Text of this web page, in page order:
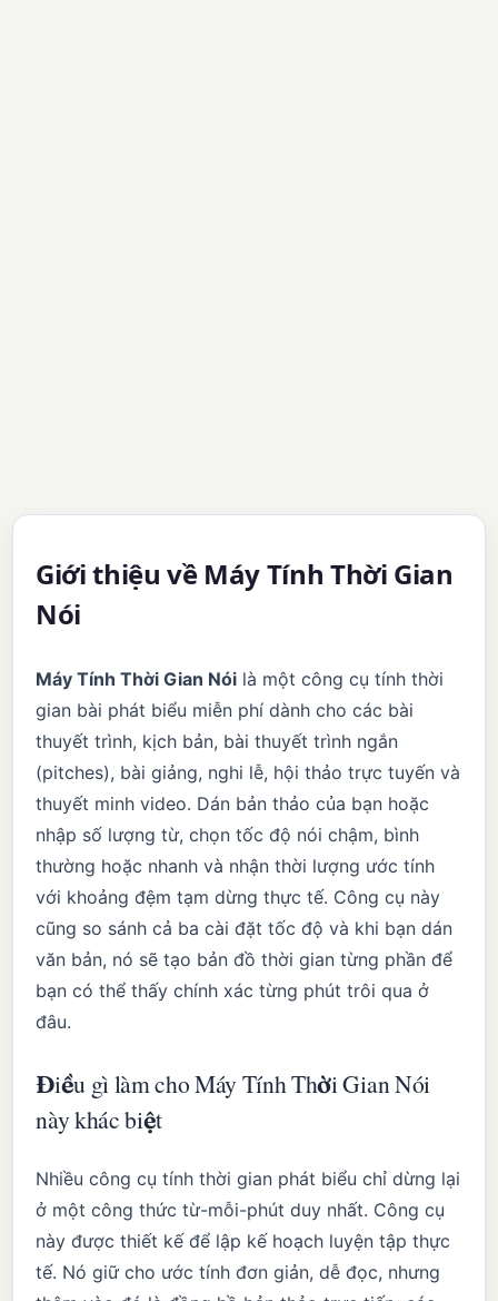
Giới thiệu về Máy Tính Thời Gian
Nói
Máy Tính Thời Gian Nói là một công cụ tính thời
gian bài phát biểu miễn phí dành cho các bài
thuyết trình, kịch bản, bài thuyết trình ngắn
(pitches), bài giảng, nghi lễ, hội thảo trực tuyến và
thuyết minh video. Dán bản thảo của bạn hoặc
nhập số lượng từ, chọn tốc độ nói chậm, bình
thường hoặc nhanh và nhận thời lượng ước tính
với khoảng đệm tạm dừng thực tế. Công cụ này
cũng so sánh cả ba cài đặt tốc độ và khi bạn dán
văn bản, nó sẽ tạo bản đồ thời gian từng phần để
bạn có thể thấy chính xác từng phút trôi qua ở
đâu.
Điều gì làm cho Máy Tính Thời Gian Nói
này khác biệt
Nhiều công cụ tính thời gian phát biểu chỉ dừng lại
ở một công thức từ-mỗi-phút duy nhất. Công cụ
này được thiết kế để lập kế hoạch luyện tập thực
tế. Nó giữ cho ước tính đơn giản, dễ đọc, nhưng